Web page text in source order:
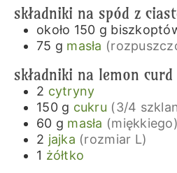
składniki na spód z
około 150 g
75 g masła
składniki na lemon
2 cytryny
150 g cukru (3/4
60 g masła (miękkiego)
2 jajka (rozmiar L)
1 żółtko